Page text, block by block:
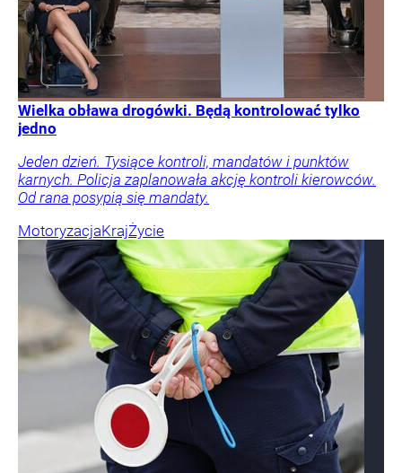
Wielka obława drogówki. Będą kontrolować tylko
jedno
Jeden dzień. Tysiące kontroli, mandatów i punktów
karnych. Policja zaplanowała akcję kontroli kierowców.
Od rana posypią się mandaty.
MotoryzacjaKrajŻycie